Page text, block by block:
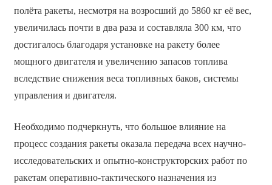
полёта ракеты, несмотря на возросший до 5860 кг её вес,
увеличилась почти в два раза и составляла 300 км, что
достигалось благодаря установке на ракету более
мощного двигателя и увеличению запасов топлива
вследствие снижения веса топливных баков, системы
управления и двигателя.
Необходимо подчеркнуть, что большое влияние на
процесс создания ракеты оказала передача всех научно-
исследовательских и опытно-конструкторских работ по
ракетам оперативно-тактического назначения из